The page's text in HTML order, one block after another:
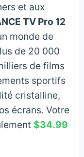
et aux
TV Pro 12
monde de
de 20 000
de films
sportifs
cristalline,
écrans. Votre
$34.99